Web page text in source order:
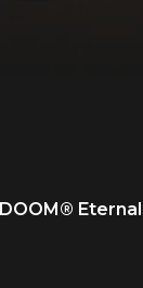
DOOM® Eternal